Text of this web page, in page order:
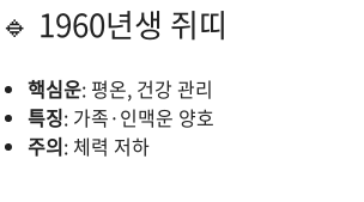
🔹 1960년생 쥐띠
핵심운: 평온, 건강 관리
특징: 가족·인맥운 양호
주의: 체력 저하